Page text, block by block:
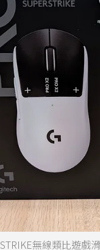
無線類比遊戲